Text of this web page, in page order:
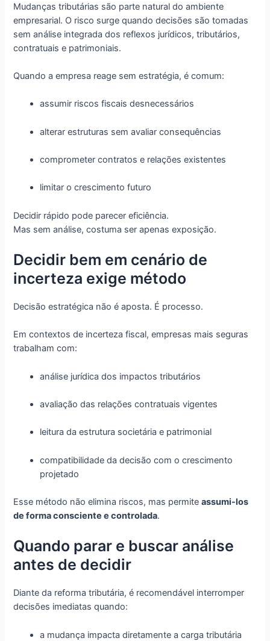
Mudanças tributárias são parte natural do ambiente
empresarial. O risco surge quando decisões são tomadas
sem análise integrada dos reflexos jurídicos, tributários,
contratuais e patrimoniais.
Quando a empresa reage sem estratégia, é comum:
assumir riscos fiscais desnecessários
alterar estruturas sem avaliar consequências
comprometer contratos e relações existentes
limitar o crescimento futuro
Decidir rápido pode parecer eficiência.
Mas sem análise, costuma ser apenas exposição.
Decidir bem em cenário de
incerteza exige método
Decisão estratégica não é aposta. É processo.
Em contextos de incerteza fiscal, empresas mais seguras
trabalham com:
análise jurídica dos impactos tributários
avaliação das relações contratuais vigentes
leitura da estrutura societária e patrimonial
compatibilidade da decisão com o crescimento
projetado
Esse método não elimina riscos, mas permiteassumi-los
de forma consciente e controlada.
Quando parar e buscar análise
antes de decidir
Diante da reforma tributária, é recomendável interromper
decisões imediatas quando:
a mudança impacta diretamente a carga tributária